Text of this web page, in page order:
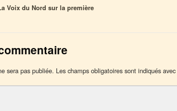
Voix du Nord sur la première
sera pas publiée. Les champs obligatoires sont indiqués avec